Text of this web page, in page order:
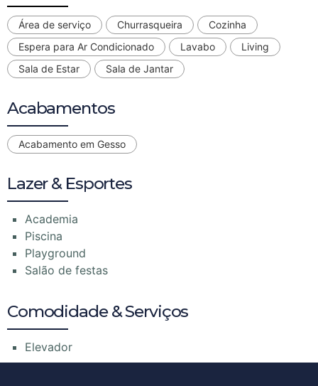
Área de serviço Churrasqueira
Cozinha
Espera para Ar Condicionado
Lavabo
Living
Sala de Estar
Sala de Jantar
Acabamentos
Acabamento em Gesso
Lazer & Esportes
Academia
Piscina
Playground
Salão de festas
Comodidade & Serviços
Elevador